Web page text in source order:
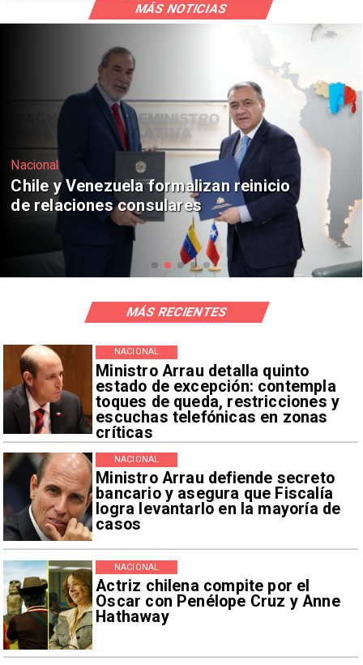
MÁS NOTICIAS
Nacional
Feriantes rechazan dichos de Camila
Flores sobre Fabiola Campillai
Ministro Arrau detalla quinto
estado de excepción: contempla
toques de queda, restricciones y
escuchas telefónicas en zonas
críticas
NACIONAL
Ministro Arrau defiende secreto
bancario y asegura que Fiscalía
logra levantarlo en la mayoría de
casos
NACIONAL
Actriz chilena compite por el
Oscar con Penélope Cruz y Anne
Hathaway
NACIONAL
MÁS RECIENTES